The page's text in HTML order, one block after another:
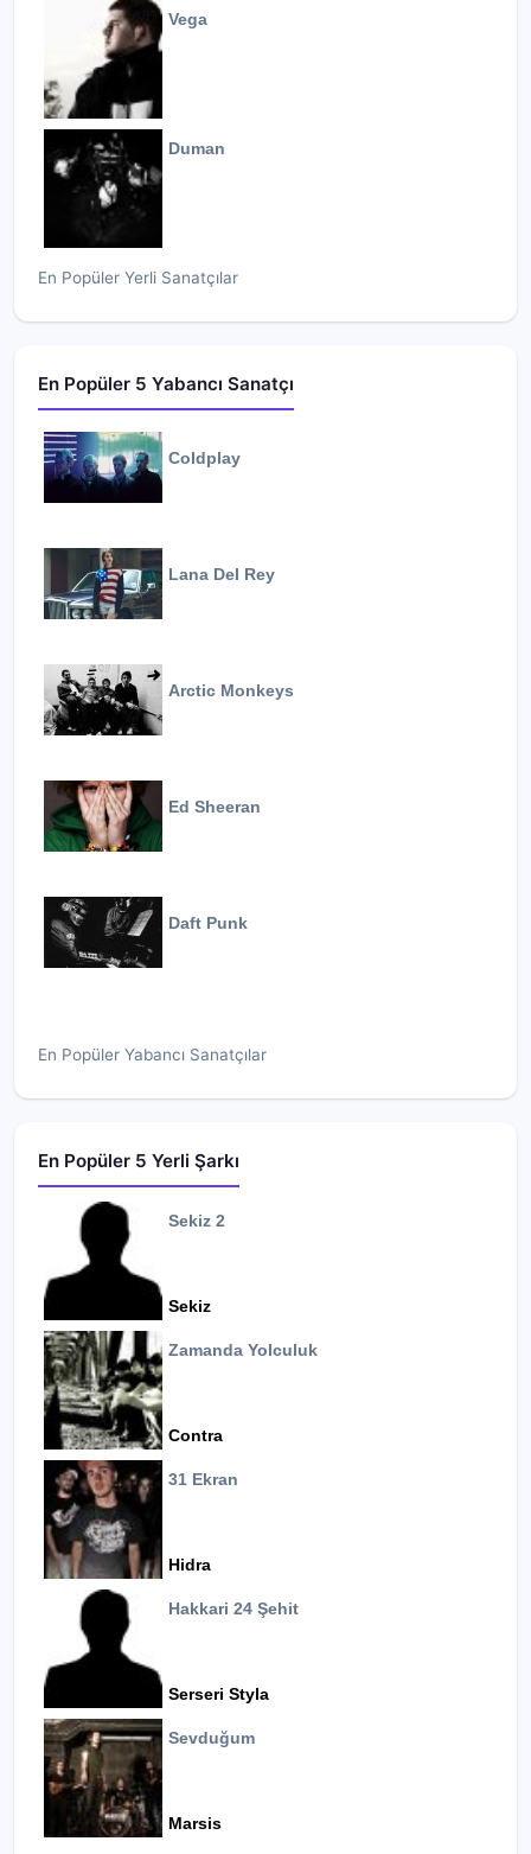
* Happy Songs for Happy People (2003)
* Mr. Beast (2006)
* The Hawk Is Howling (2008)
* Hardcore Will Never Die, But You Will (2011)
Vega
Duman
En Popüler Yerli Sanatçılar
En Popüler 5 Yabancı Sanatçı
Coldplay
Lana Del Rey
Arctic Monkeys
Ed Sheeran
Daft Punk
En Popüler Yabancı Sanatçılar
En Popüler 5 Yerli Şarkı
Sekiz 2
Sekiz
Zamanda Yolculuk
Contra
31 Ekran
Hidra
Hakkari 24 Şehit
Serseri Styla
Sevduğum
Marsis